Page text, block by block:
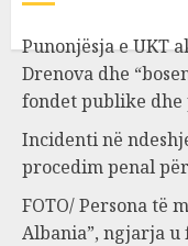
Punonjësja e UKT
Drenova dhe
fondet publike
Incidenti në
procedim penal
FOTO/ Persona të
Albania”, ngjarja u